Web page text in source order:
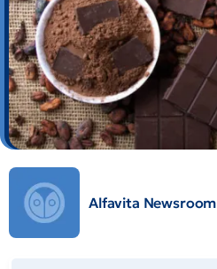
Alfavita Newsroom